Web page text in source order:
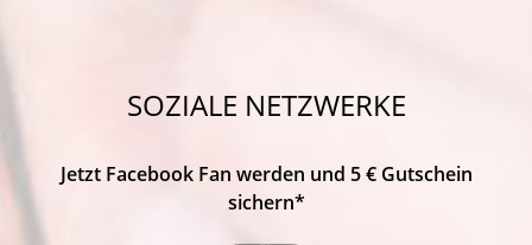
SOZIALE NETZWERKE
Jetzt Facebook Fan werden und 5 € Gutschein
sichern*